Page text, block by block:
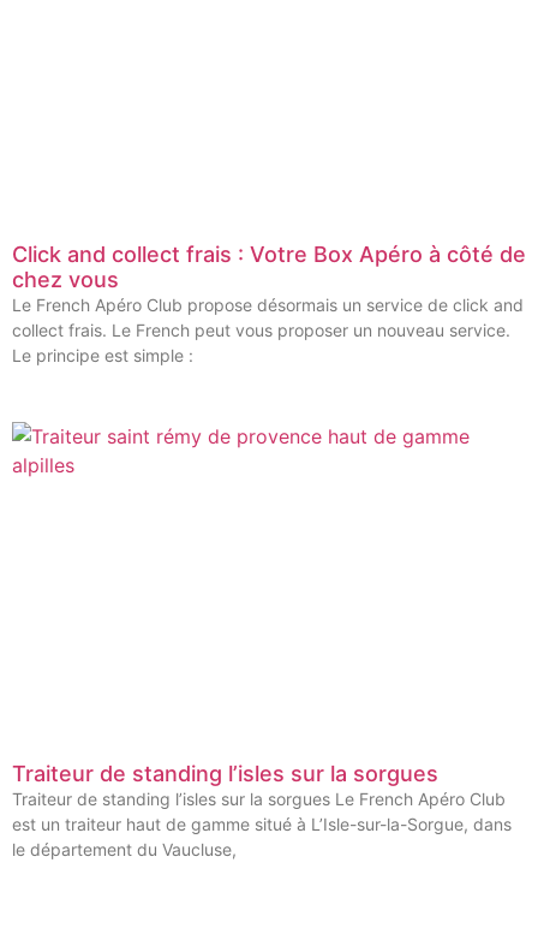
Click and collect frais : Votre Box Apéro à côté de
chez vous
Le French Apéro Club propose désormais un service de click and
collect frais. Le French peut vous proposer un nouveau service.
Le principe est simple :
Traiteur de standing l’isles sur la sorgues
Traiteur de standing l’isles sur la sorgues Le French Apéro Club
est un traiteur haut de gamme situé à L’Isle-sur-la-Sorgue, dans
le département du Vaucluse,